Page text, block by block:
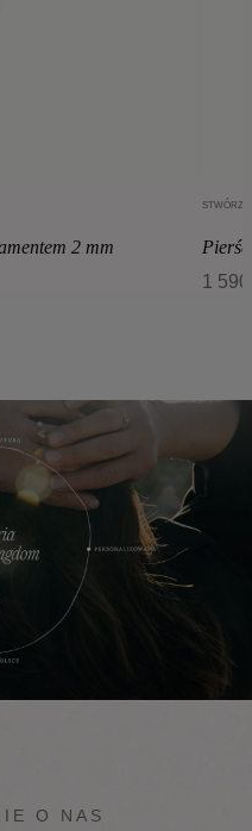
2 mm
STWÓRZ
1
O NAS